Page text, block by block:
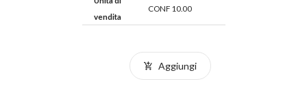
vendita
CONF 10.00
Aggiungi